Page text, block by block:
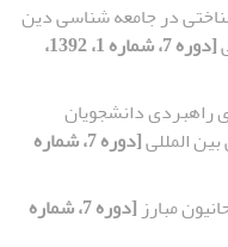
در جامعه شناسی دین
[دوره 7، شماره 1، 1392،
راهبردی دانشجویان
المللی
[دوره 7، شماره
مبارز
[دوره 7، شماره